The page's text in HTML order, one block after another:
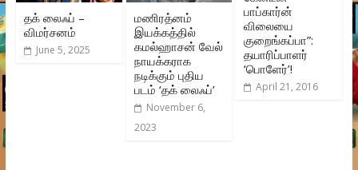
தக் லைஃப் –
விமர்சனம்
June 5, 2025
மணிரத்னம்
இயக்கத்தில்
கமல்ஹாசன் வேல்
நாயக்கராக
நடிக்கும் புதிய
படம் ‘தக் லைஃப்’
November 6,
2023
பாப்கார்ன்
விலையை
குறைங்கப்பா”:
தயாரிப்பாளர்
‘பொளேர்’!
April 21, 2016